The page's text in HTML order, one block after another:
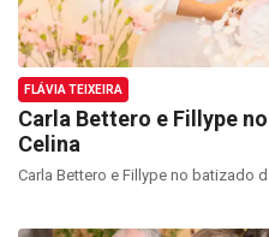
FLÁVIA TEIXEIRA
Carla Bettero e Fillype
Celina
Carla Bettero e Fillype no batizado